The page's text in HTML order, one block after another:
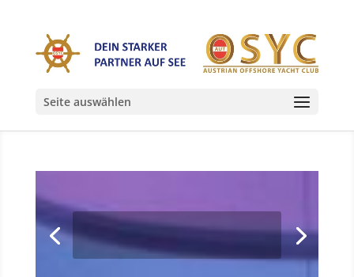
Seite auswählen